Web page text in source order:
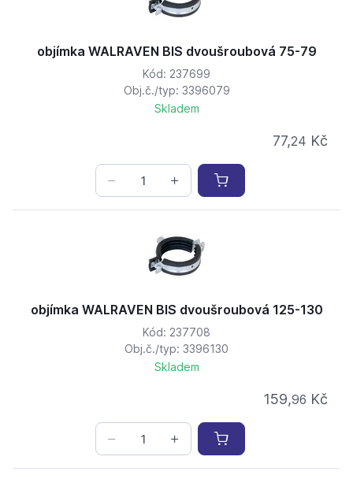
objímka WALRAVEN BIS dvoušroubová 75-79
Kód: 237699
Obj.č./typ: 3396079
Skladem
77,24 Kč
objímka WALRAVEN BIS dvoušroubová 125-130
Kód: 237708
Obj.č./typ: 3396130
Skladem
159,96 Kč